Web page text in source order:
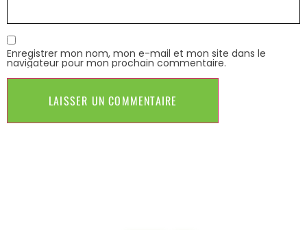
Enregistrer mon nom, mon e-mail et mon site dans le
navigateur pour mon prochain commentaire.